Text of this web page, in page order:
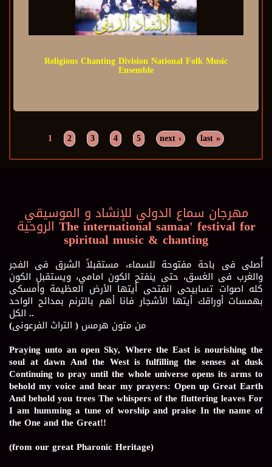
Religious Chanting Division National Folk Music
Ensemble
Pages1 2 3 4 5 next › last »
مهرجان سماع الدولي للإنشاد و الموسيقي
الروحية The international samaa' festival for
spiritual music & chanting
أُصلى فى باحة مفتوحة للسماء، مستقبلاً الشرق فى الفجر
والغرب فى الغسق، حتى ينفتح الكون امامي، ويستقبل الكون
كله اصوات تسابيحى انفتحى أيتها الأرض العظيمة وأمسكى
بهمسات أوراقك أيتها الأشجار فانا أهم بالترنم بمدائح الواحد
الكل ..
من متون هرمس ( التراث الفرعونى)
Praying unto an open Sky, Where the East is nourishing the
soul at dawn And the West is fulfilling the senses at dusk
Continuing to pray until the whole universe opens its arms to
behold my voice and hear my prayers: Open up Great Earth
And behold you trees The whispers of the fluttering leaves For
I am humming a tune of worship and praise In the name of
the One and the Great!!
(from our great Pharonic Heritage)